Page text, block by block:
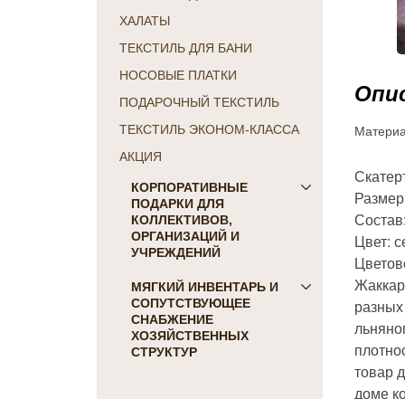
ХАЛАТЫ
ТЕКСТИЛЬ ДЛЯ БАНИ
НОСОВЫЕ ПЛАТКИ
ПОДАРОЧНЫЙ ТЕКСТИЛЬ
ТЕКСТИЛЬ ЭКОНОМ-КЛАССА
АКЦИЯ
КОРПОРАТИВНЫЕ
ПОДАРКИ ДЛЯ
КОЛЛЕКТИВОВ,
ОРГАНИЗАЦИЙ И
УЧРЕЖДЕНИЙ
ПОДАРКИ ДЛЯ КОГО:
Женщинам
Коллегам
Мужчинам
МЯГКИЙ ИНВЕНТАРЬ И
СОПУТСТВУЮЩЕЕ
СНАБЖЕНИЕ
ХОЗЯЙСТВЕННЫХ
СТРУКТУР
Цвет:
товар
доме